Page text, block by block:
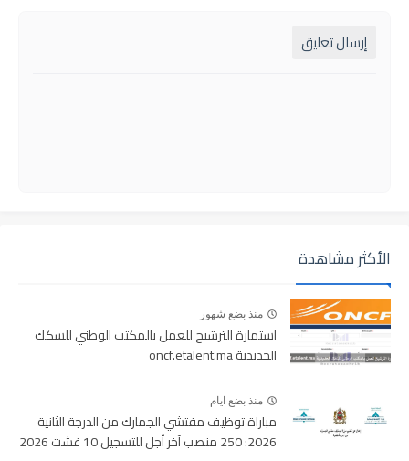
إرسال تعليق
الأكثر مشاهدة
منذ بضع شهور
استمارة الترشيح للعمل بالمكتب الوطني للسكك
الحديدية oncf.etalent.ma
منذ بضع ايام
مباراة توظيف مفتشي الجمارك من الدرجة الثانية
2026: 250 منصب آخر أجل للتسجيل 10 غشت 2026